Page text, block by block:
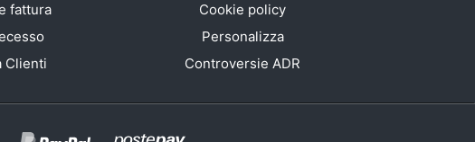
fattura
Clienti
Cookie policy
Personalizza
Controversie ADR